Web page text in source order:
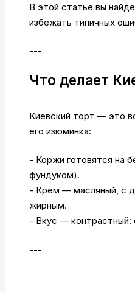
В этой статье вы
избежать типичных
---
Что делает
Киевский торт — это
его изюминка:
- Коржи готовятся на
фундуком).
- Крем — масляный, с
жирным.
- Вкус — контрастный:
---